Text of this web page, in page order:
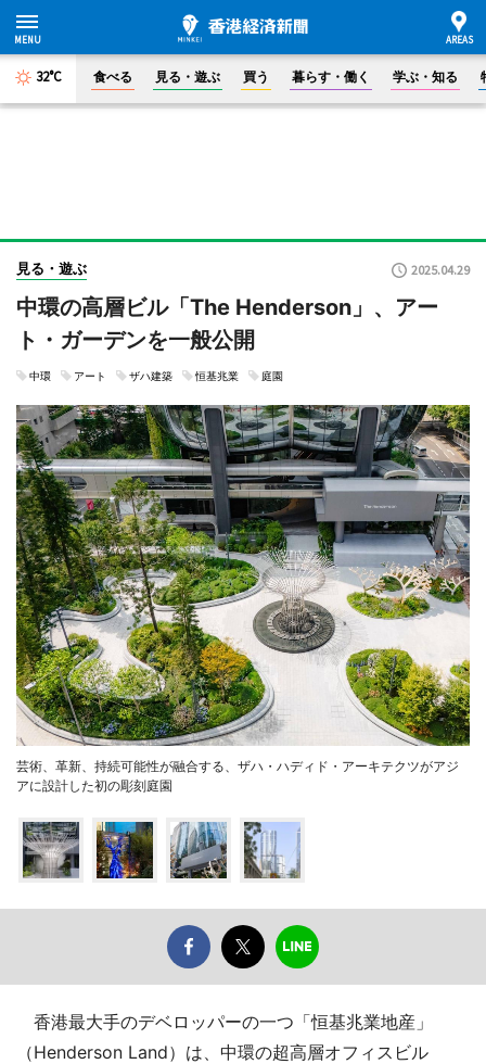
32°C 食べる 見る・遊ぶ 買う 暮らす・働く 学ぶ・知る
見る・遊ぶ 2025.04.29
中環の高層ビル「The Henderson」、アー
ト・ガーデンを一般公開
中環 アート ザハ建築 恒基兆業 庭園
芸術、革新、持続可能性が融合する、ザハ・ハディド・アーキテクツがアジ
アに設計した初の彫刻庭園
香港最大手のデベロッパーの一つ「恒基兆業地産」
（Henderson Land）は、中環の超高層オフィスビル